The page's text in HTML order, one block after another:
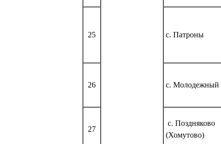
25 с. Патроны
26 с. Молодежный
27
с. Поздняково
(Хомутово)